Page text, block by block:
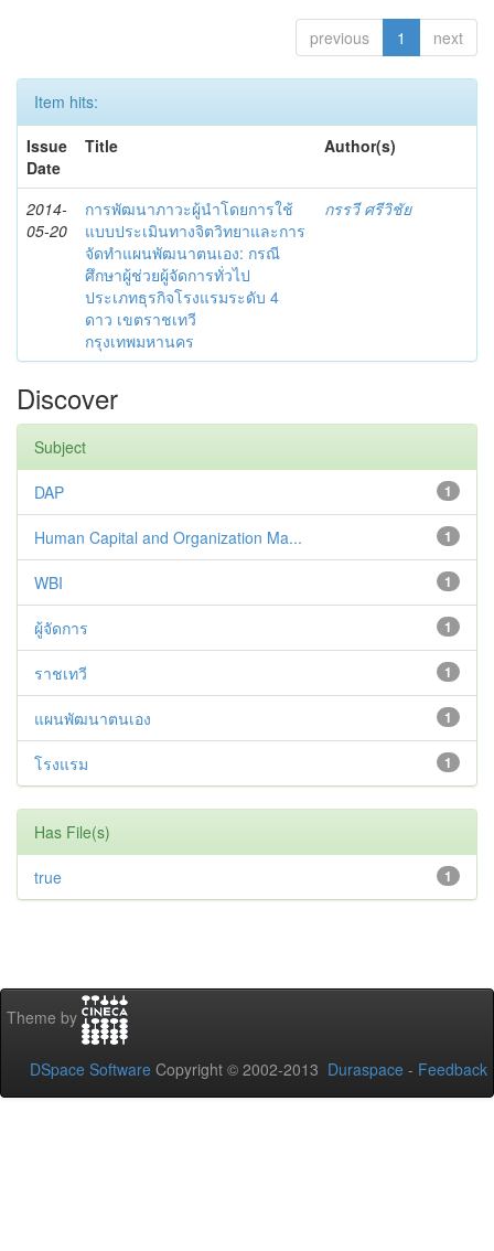
previous 1 next
Item hits:
Issue
Date
Title Author(s)
2014-
05-20
การพัฒนาภาวะผู้นำโดยการใช้
แบบประเมินทางจิตวิทยาและการ
จัดทำแผนพัฒนาตนเอง: กรณี
ศึกษาผู้ช่วยผู้จัดการทั่วไป
ประเภทธุรกิจโรงแรมระดับ 4
ดาว เขตราชเทวี
กรุงเทพมหานคร
กรรวี ศรีวิชัย
Discover
Subject
1
DAP
1
Human Capital and Organization Ma...
1
WBI
1
ผู้จัดการ
1
ราชเทวี
1
แผนพัฒนาตนเอง
1
โรงแรม
Has File(s)
1
true
Theme by
DSpace Software Copyright © 2002-2013 Duraspace - Feedback